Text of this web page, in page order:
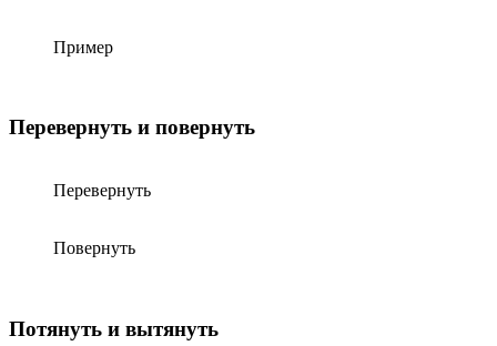
Пример
Перевернуть и повернуть
Перевернуть
Повернуть
Потянуть и вытянуть